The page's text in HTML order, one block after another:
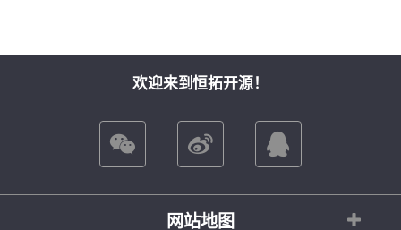
欢迎来到恒拓开源！
网站地图